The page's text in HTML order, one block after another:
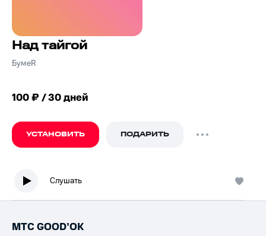
Над тайгой
БумеR
100 ₽ / 30 дней
УСТАНОВИТЬ ПОДАРИТЬ
Слушать
МТС GOOD’OK